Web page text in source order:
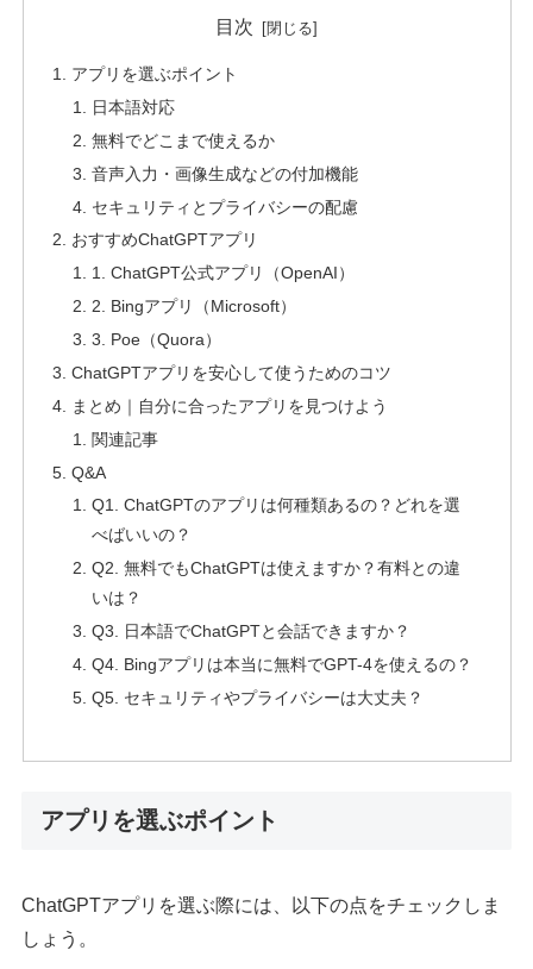
目次
アプリを選ぶポイント
日本語対応
無料でどこまで使えるか
音声入力・画像生成などの付加機能
セキュリティとプライバシーの配慮
おすすめChatGPTアプリ
1. ChatGPT公式アプリ（OpenAI）
2. Bingアプリ（Microsoft）
3. Poe（Quora）
ChatGPTアプリを安心して使うためのコツ
まとめ｜自分に合ったアプリを見つけよう
関連記事
Q&A
Q1. ChatGPTのアプリは何種類あるの？どれを選
べばいいの？
Q2. 無料でもChatGPTは使えますか？有料との違
いは？
Q3. 日本語でChatGPTと会話できますか？
Q4. Bingアプリは本当に無料でGPT-4を使えるの？
Q5. セキュリティやプライバシーは大丈夫？
アプリを選ぶポイント
ChatGPTアプリを選ぶ際には、以下の点をチェックしま
しょう。